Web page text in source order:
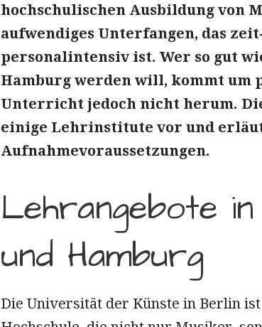
hochschulischen Ausbildung von
aufwendiges Unterfangen, das
personalintensiv ist. Wer so gut
Hamburg werden will, kommt um
Unterricht jedoch nicht herum.
einige Lehrinstitute vor und
Aufnahmevoraussetzungen.
Lehrangebote
und Hamburg
Die Universität der Künste in Berlin